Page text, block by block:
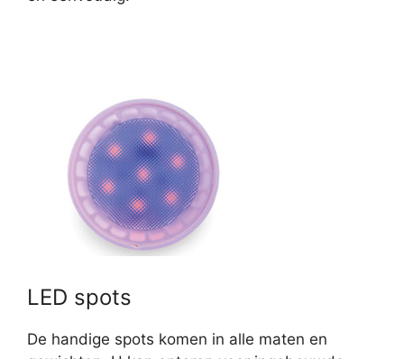
LED spots
De handige spots komen in alle maten en